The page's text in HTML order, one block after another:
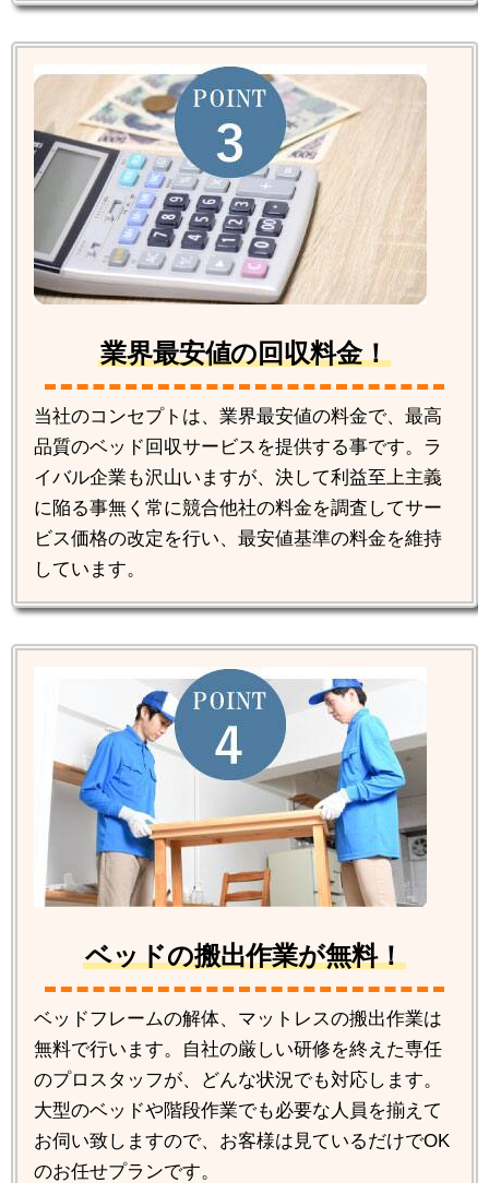
業界最安値の回収料金！
当社のコンセプトは、業界最安値の料金で、最高
品質のベッド回収サービスを提供する事です。ラ
イバル企業も沢山いますが、決して利益至上主義
に陥る事無く常に競合他社の料金を調査してサー
ビス価格の改定を行い、最安値基準の料金を維持
しています。
ベッドの搬出作業が無料！
ベッドフレームの解体、マットレスの搬出作業は
無料で行います。自社の厳しい研修を終えた専任
のプロスタッフが、どんな状況でも対応します。
大型のベッドや階段作業でも必要な人員を揃えて
お伺い致しますので、お客様は見ているだけでOK
のお任せプランです。